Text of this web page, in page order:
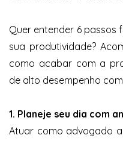
Quer entender 6 passos
sua produtividade?
como acabar com a
de alto desempenho
1. Planeje seu dia com
Atuar como advogado